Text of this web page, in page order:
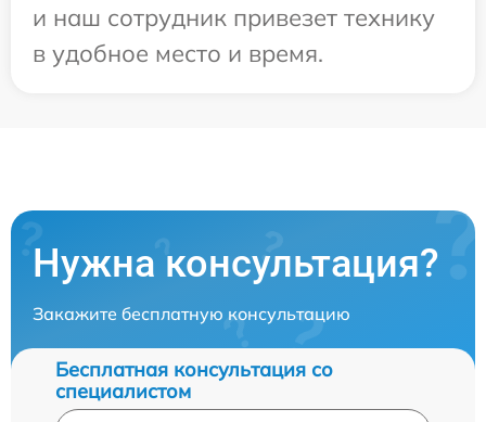
и наш сотрудник привезет технику
в удобное место и время.
Нужна консультация?
Закажите бесплатную консультацию
Бесплатная консультация со
специалистом